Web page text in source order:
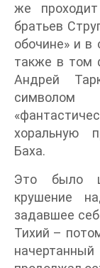
же
братьев
обочине» и в
также в том
Андрей
символом
хоральную
Баха.
Это было
крушение
задавшее
Тихий –